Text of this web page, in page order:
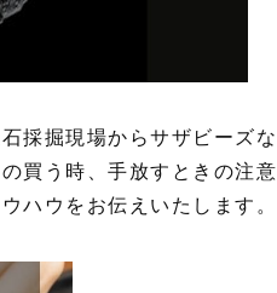
採掘現場からサザビーズな
買う時、手放すときの注意
ハウをお伝えいたします。